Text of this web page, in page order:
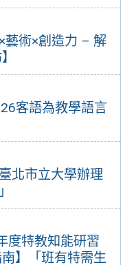
藝術×創造力 – 解
客語為教學語言
北市立大學辦理
度特教知能研習
】「班有特需生